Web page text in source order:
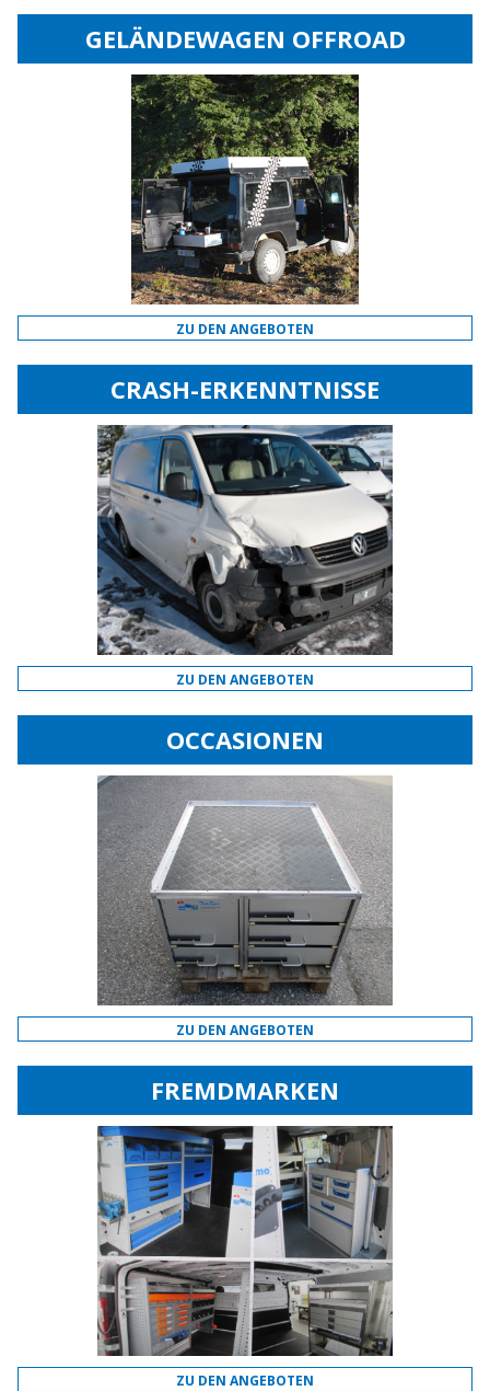
GELÄNDEWAGEN OFFROAD
ZU DEN ANGEBOTEN
CRASH-ERKENNTNISSE
ZU DEN ANGEBOTEN
OCCASIONEN
ZU DEN ANGEBOTEN
FREMDMARKEN
ZU DEN ANGEBOTEN